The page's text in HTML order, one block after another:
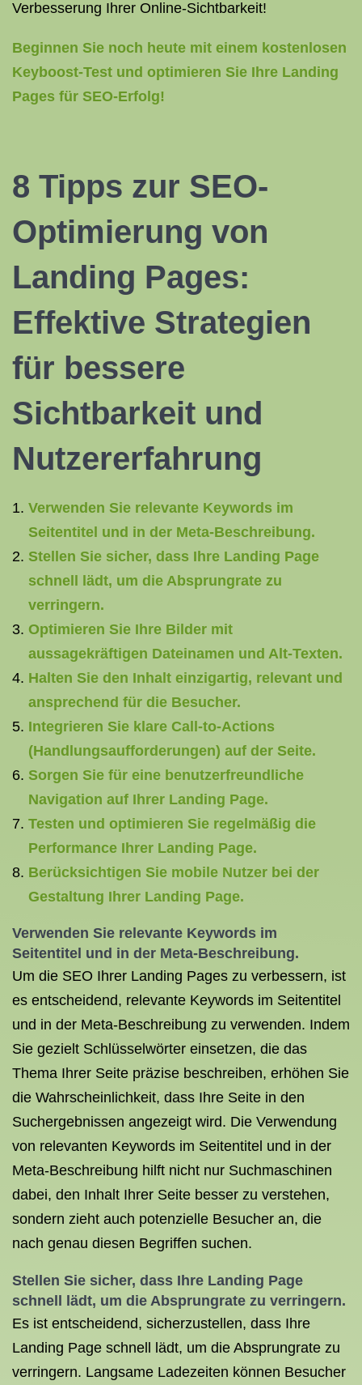
Verbesserung Ihrer Online-Sichtbarkeit!
Beginnen Sie noch heute mit einem kostenlosen
Keyboost-Test und optimieren Sie Ihre Landing
Pages für SEO-Erfolg!
8 Tipps zur SEO-
Optimierung von
Landing Pages:
Effektive Strategien
für bessere
Sichtbarkeit und
Nutzererfahrung
Verwenden Sie relevante Keywords im
Seitentitel und in der Meta-Beschreibung.
Stellen Sie sicher, dass Ihre Landing Page
schnell lädt, um die Absprungrate zu
verringern.
Optimieren Sie Ihre Bilder mit
aussagekräftigen Dateinamen und Alt-Texten.
Halten Sie den Inhalt einzigartig, relevant und
ansprechend für die Besucher.
Integrieren Sie klare Call-to-Actions
(Handlungsaufforderungen) auf der Seite.
Sorgen Sie für eine benutzerfreundliche
Navigation auf Ihrer Landing Page.
Testen und optimieren Sie regelmäßig die
Performance Ihrer Landing Page.
Berücksichtigen Sie mobile Nutzer bei der
Gestaltung Ihrer Landing Page.
Verwenden Sie relevante Keywords im
Seitentitel und in der Meta-Beschreibung.
Um die SEO Ihrer Landing Pages zu verbessern, ist
es entscheidend, relevante Keywords im Seitentitel
und in der Meta-Beschreibung zu verwenden. Indem
Sie gezielt Schlüsselwörter einsetzen, die das
Thema Ihrer Seite präzise beschreiben, erhöhen Sie
die Wahrscheinlichkeit, dass Ihre Seite in den
Suchergebnissen angezeigt wird. Die Verwendung
von relevanten Keywords im Seitentitel und in der
Meta-Beschreibung hilft nicht nur Suchmaschinen
dabei, den Inhalt Ihrer Seite besser zu verstehen,
sondern zieht auch potenzielle Besucher an, die
nach genau diesen Begriffen suchen.
Stellen Sie sicher, dass Ihre Landing Page
schnell lädt, um die Absprungrate zu verringern.
Es ist entscheidend, sicherzustellen, dass Ihre
Landing Page schnell lädt, um die Absprungrate zu
verringern. Langsame Ladezeiten können Besucher